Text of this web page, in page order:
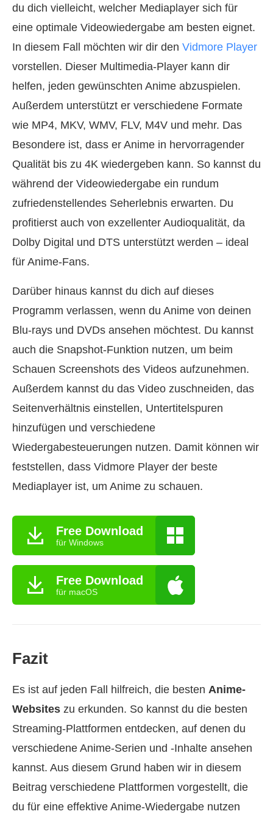
du dich vielleicht, welcher Mediaplayer sich für
eine optimale Videowiedergabe am besten eignet.
In diesem Fall möchten wir dir den Vidmore Player
vorstellen. Dieser Multimedia-Player kann dir
helfen, jeden gewünschten Anime abzuspielen.
Außerdem unterstützt er verschiedene Formate
wie MP4, MKV, WMV, FLV, M4V und mehr. Das
Besondere ist, dass er Anime in hervorragender
Qualität bis zu 4K wiedergeben kann. So kannst du
während der Videowiedergabe ein rundum
zufriedenstellendes Seherlebnis erwarten. Du
profitierst auch von exzellenter Audioqualität, da
Dolby Digital und DTS unterstützt werden – ideal
für Anime-Fans.
Darüber hinaus kannst du dich auf dieses
Programm verlassen, wenn du Anime von deinen
Blu-rays und DVDs ansehen möchtest. Du kannst
auch die Snapshot-Funktion nutzen, um beim
Schauen Screenshots des Videos aufzunehmen.
Außerdem kannst du das Video zuschneiden, das
Seitenverhältnis einstellen, Untertitelspuren
hinzufügen und verschiedene
Wiedergabesteuerungen nutzen. Damit können wir
feststellen, dass Vidmore Player der beste
Mediaplayer ist, um Anime zu schauen.
Free Download
für Windows
Free Download
für macOS
Fazit
Es ist auf jeden Fall hilfreich, die besten Anime-
Websites zu erkunden. So kannst du die besten
Streaming-Plattformen entdecken, auf denen du
verschiedene Anime-Serien und -Inhalte ansehen
kannst. Aus diesem Grund haben wir in diesem
Beitrag verschiedene Plattformen vorgestellt, die
du für eine effektive Anime-Wiedergabe nutzen